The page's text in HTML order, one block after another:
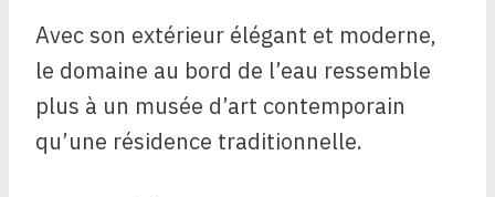
Avec son extérieur élégant et moderne,
le domaine au bord de l’eau ressemble
plus à un musée d’art contemporain
qu’une résidence traditionnelle.